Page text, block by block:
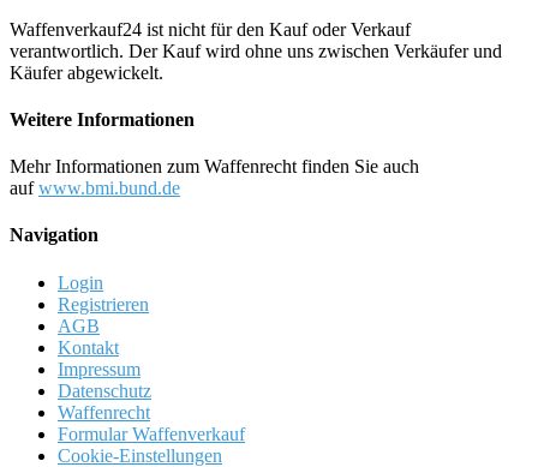
Waffenverkauf24 ist nicht für den Kauf oder Verkauf
verantwortlich. Der Kauf wird ohne uns zwischen Verkäufer und
Käufer abgewickelt.
Weitere Informationen
Mehr Informationen zum Waffenrecht finden Sie auch
aufwww.bmi.bund.de
Navigation
Login
Registrieren
AGB
Kontakt
Impressum
Datenschutz
Waffenrecht
Formular Waffenverkauf
Cookie-Einstellungen